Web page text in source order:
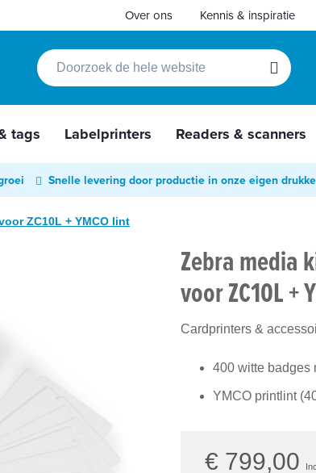
Over ons Kennis & inspiratie
Zoek
Zoek
tags Labelprinters Readers & scanners
Snelle levering door productie in onze eigen
ZC10L + YMCO lint
Zebra media
voor ZC10L +
Cardprinters &
400 witte badges
YMCO printlint
€ 799,00